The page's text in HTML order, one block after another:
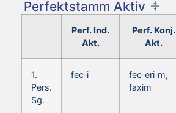
Perfektstamm Aktiv
Perf. Ind.
Akt.
Perf. Konj.
Akt.
1.
Pers.
Sg.
fec‑i
fec‑eri‑m,
faxim